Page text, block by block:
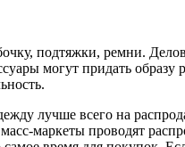
подтяжки, ремни.
могут придать образу
лучше всего на
масс-маркеты проводят